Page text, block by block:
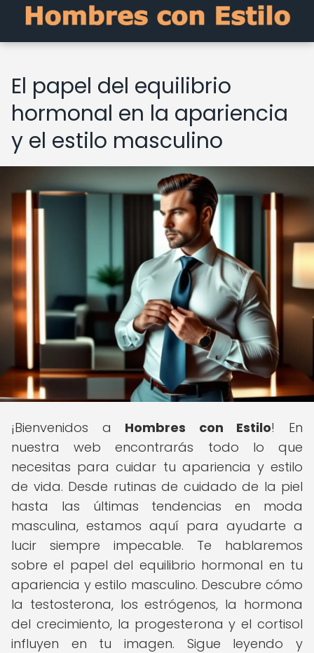
El papel del equilibrio
hormonal en la apariencia
y el estilo masculino
¡Bienvenidos a Hombres con Estilo! En
nuestra web encontrarás todo lo que
necesitas para cuidar tu apariencia y estilo
de vida. Desde rutinas de cuidado de la piel
hasta las últimas tendencias en moda
masculina, estamos aquí para ayudarte a
lucir siempre impecable. Te hablaremos
sobre el papel del equilibrio hormonal en tu
apariencia y estilo masculino. Descubre cómo
la testosterona, los estrógenos, la hormona
del crecimiento, la progesterona y el cortisol
influyen en tu imagen. Sigue leyendo y